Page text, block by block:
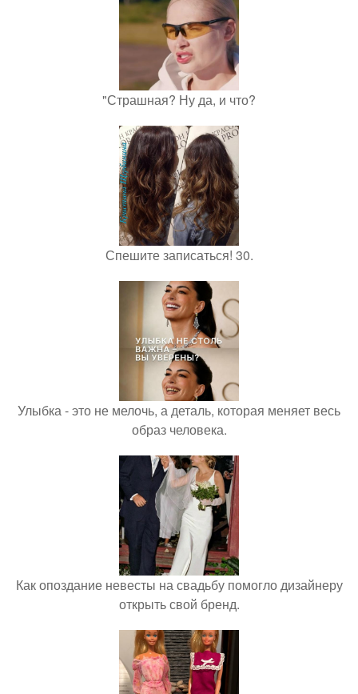
"Страшная? Ну да, и что?
Спешите записаться! 30.
Улыбка - это не мелочь, а деталь, которая меняет весь
образ человека.
Как опоздание невесты на свадьбу помогло дизайнеру
открыть свой бренд.